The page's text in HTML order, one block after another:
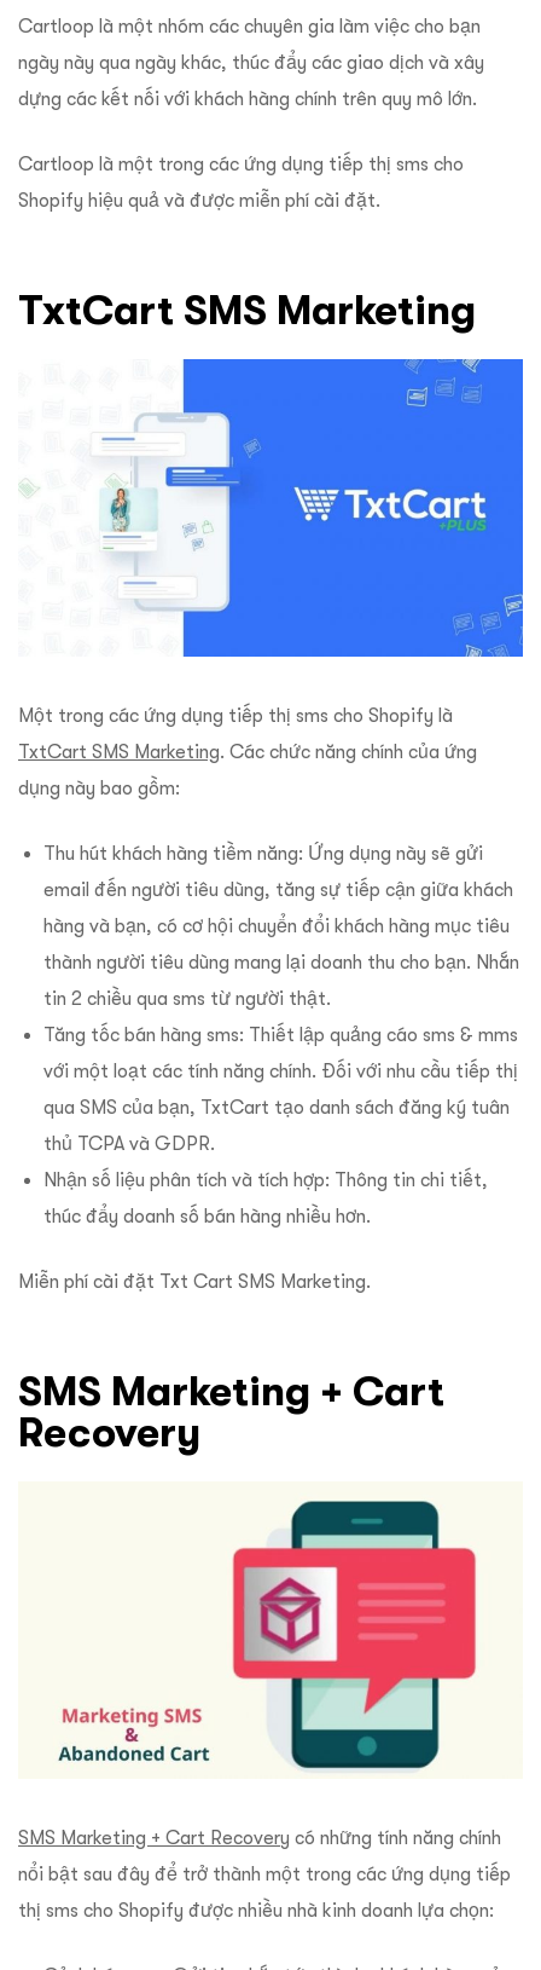
Cartloop là một nhóm các chuyên gia làm việc cho bạn
ngày này qua ngày khác, thúc đẩy các giao dịch và xây
dựng các kết nối với khách hàng chính trên quy mô lớn.
Cartloop là một trong các ứng dụng tiếp thị sms cho
Shopify hiệu quả và được miễn phí cài đặt.
TxtCart SMS Marketing
Một trong các ứng dụng tiếp thị sms cho Shopify là
TxtCart SMS Marketing. Các chức năng chính của ứng
dụng này bao gồm:
Thu hút khách hàng tiềm năng: Ứng dụng này sẽ gửi
email đến người tiêu dùng, tăng sự tiếp cận giữa khách
hàng và bạn, có cơ hội chuyển đổi khách hàng mục tiêu
thành người tiêu dùng mang lại doanh thu cho bạn. Nhắn
tin 2 chiều qua sms từ người thật.
Tăng tốc bán hàng sms: Thiết lập quảng cáo sms & mms
với một loạt các tính năng chính. Đối với nhu cầu tiếp thị
qua SMS của bạn, TxtCart tạo danh sách đăng ký tuân
thủ TCPA và GDPR.
Nhận số liệu phân tích và tích hợp: Thông tin chi tiết,
thúc đẩy doanh số bán hàng nhiều hơn.
Miễn phí cài đặt Txt Cart SMS Marketing.
SMS Marketing + Cart
Recovery
SMS Marketing + Cart Recovery có những tính năng chính
nổi bật sau đây để trở thành một trong các ứng dụng tiếp
thị sms cho Shopify được nhiều nhà kinh doanh lựa chọn: